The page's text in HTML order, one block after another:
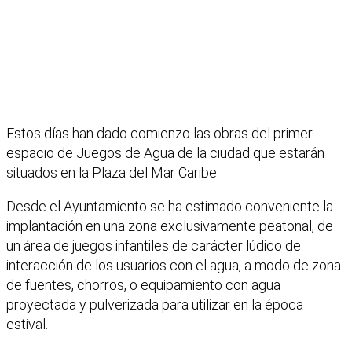
Estos días han dado comienzo las obras del primer
espacio de Juegos de Agua de la ciudad que estarán
situados en la Plaza del Mar Caribe.
Desde el Ayuntamiento se ha estimado conveniente la
implantación en una zona exclusivamente peatonal, de
un área de juegos infantiles de carácter lúdico de
interacción de los usuarios con el agua, a modo de zona
de fuentes, chorros, o equipamiento con agua
proyectada y pulverizada para utilizar en la época
estival.